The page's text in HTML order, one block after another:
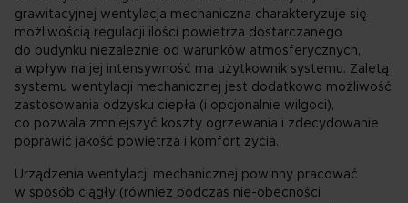
grawitacyjnej wentylacja mechaniczna charakteryzuje się
możliwością regulacji ilości powietrza dostarczanego
do budynku niezależnie od warunków atmosferycznych,
a wpływ na jej intensywność ma użytkownik systemu. Zaletą
systemu wentylacji mechanicznej jest dodatkowo możliwość
zastosowania odzysku ciepła (i opcjonalnie wilgoci),
co pozwala zmniejszyć koszty ogrzewania i zdecydowanie
poprawić jakość powietrza i komfort życia.
Urządzenia wentylacji mechanicznej powinny pracować
w sposób ciągły (również podczas nie-obecności